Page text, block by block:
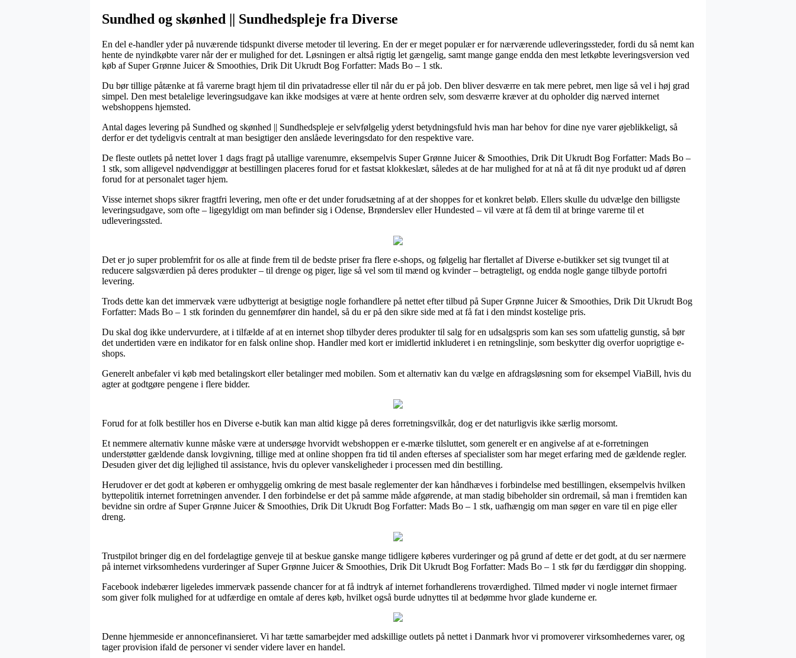
Sundhed og skønhed || Sundhedspleje fra Diverse
En del e-handler yder på nuværende tidspunkt diverse metoder til levering. En der er meget populær er for nærværende udleveringssteder, fordi du så nemt kan
hente de nyindkøbte varer når der er mulighed for det. Løsningen er altså rigtig let gængelig, samt mange gange endda den mest letkøbte leveringsversion ved
køb af Super Grønne Juicer & Smoothies, Drik Dit Ukrudt Bog Forfatter: Mads Bo – 1 stk.
Du bør tillige påtænke at få varerne bragt hjem til din privatadresse eller til når du er på job. Den bliver desværre en tak mere pebret, men lige så vel i høj grad
simpel. Den mest betalelige leveringsudgave kan ikke modsiges at være at hente ordren selv, som desværre kræver at du opholder dig nærved internet
webshoppens hjemsted.
Antal dages levering på Sundhed og skønhed || Sundhedspleje er selvfølgelig yderst betydningsfuld hvis man har behov for dine nye varer øjeblikkeligt, så
derfor er det tydeligvis centralt at man besigtiger den anslåede leveringsdato for den respektive vare.
De fleste outlets på nettet lover 1 dags fragt på utallige varenumre, eksempelvis Super Grønne Juicer & Smoothies, Drik Dit Ukrudt Bog Forfatter: Mads Bo –
1 stk, som alligevel nødvendiggør at bestillingen placeres forud for et fastsat klokkeslæt, således at de har mulighed for at nå at få dit nye produkt ud af døren
forud for at personalet tager hjem.
Visse internet shops sikrer fragtfri levering, men ofte er det under forudsætning af at der shoppes for et konkret beløb. Ellers skulle du udvælge den billigste
leveringsudgave, som ofte – ligegyldigt om man befinder sig i Odense, Brønderslev eller Hundested – vil være at få dem til at bringe varerne til et
udleveringssted.
Det er jo super problemfrit for os alle at finde frem til de bedste priser fra flere e-shops, og følgelig har flertallet af Diverse e-butikker set sig tvunget til at
reducere salgsværdien på deres produkter – til drenge og piger, lige så vel som til mænd og kvinder – betragteligt, og endda nogle gange tilbyde portofri
levering.
Trods dette kan det immervæk være udbytterigt at besigtige nogle forhandlere på nettet efter tilbud på Super Grønne Juicer & Smoothies, Drik Dit Ukrudt Bog
Forfatter: Mads Bo – 1 stk forinden du gennemfører din handel, så du er på den sikre side med at få fat i den mindst kostelige pris.
Du skal dog ikke undervurdere, at i tilfælde af at en internet shop tilbyder deres produkter til salg for en udsalgspris som kan ses som ufattelig gunstig, så bør
det undertiden være en indikator for en falsk online shop. Handler med kort er imidlertid inkluderet i en retningslinje, som beskytter dig overfor uoprigtige e-
shops.
Generelt anbefaler vi køb med betalingskort eller betalinger med mobilen. Som et alternativ kan du vælge en afdragsløsning som for eksempel ViaBill, hvis du
agter at godtgøre pengene i flere bidder.
Forud for at folk bestiller hos en Diverse e-butik kan man altid kigge på deres forretningsvilkår, dog er det naturligvis ikke særlig morsomt.
Et nemmere alternativ kunne måske være at undersøge hvorvidt webshoppen er e-mærke tilsluttet, som generelt er en angivelse af at e-forretningen
understøtter gældende dansk lovgivning, tillige med at online shoppen fra tid til anden efterses af specialister som har meget erfaring med de gældende regler.
Desuden giver det dig lejlighed til assistance, hvis du oplever vanskeligheder i processen med din bestilling.
Herudover er det godt at køberen er omhyggelig omkring de mest basale reglementer der kan håndhæves i forbindelse med bestillingen, eksempelvis hvilken
byttepolitik internet forretningen anvender. I den forbindelse er det på samme måde afgørende, at man stadig bibeholder sin ordremail, så man i fremtiden kan
bevidne sin ordre af Super Grønne Juicer & Smoothies, Drik Dit Ukrudt Bog Forfatter: Mads Bo – 1 stk, uafhængig om man søger en vare til en pige eller
dreng.
Trustpilot bringer dig en del fordelagtige genveje til at beskue ganske mange tidligere køberes vurderinger og på grund af dette er det godt, at du ser nærmere
på internet virksomhedens vurderinger af Super Grønne Juicer & Smoothies, Drik Dit Ukrudt Bog Forfatter: Mads Bo – 1 stk før du færdiggør din shopping.
Facebook indebærer ligeledes immervæk passende chancer for at få indtryk af internet forhandlerens troværdighed. Tilmed møder vi nogle internet firmaer
som giver folk mulighed for at udfærdige en omtale af deres køb, hvilket også burde udnyttes til at bedømme hvor glade kunderne er.
Denne hjemmeside er annoncefinansieret. Vi har tætte samarbejder med adskillige outlets på nettet i Danmark hvor vi promoverer virksomhedernes varer, og
tager provision ifald de personer vi sender videre laver en handel.